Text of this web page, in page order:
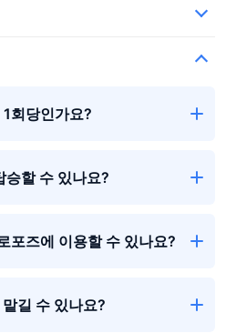
회당인가요?
승할 수 있나요?
포즈에 이용할 수 있나요?
길 수 있나요?